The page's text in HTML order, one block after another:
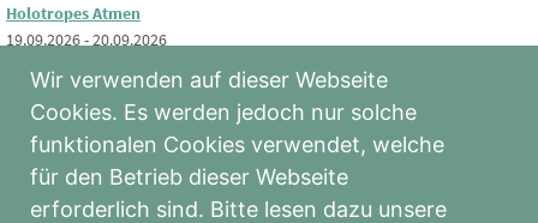
Holotropes Atmen
19.09.2026 - 20.09.2026
Ganztägig
KOSTENLOSES Info-Webinar: Tiermassage & Bewegungstraining
17.11.2026
16:00 bis 17:00
Wir verwenden auf dieser Webseite
Cookies. Es werden jedoch nur solche
funktionalen Cookies verwendet, welche
für den Betrieb dieser Webseite
erforderlich sind. Bitte lesen dazu unsere